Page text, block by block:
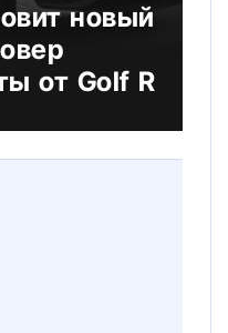
новый
от Golf R